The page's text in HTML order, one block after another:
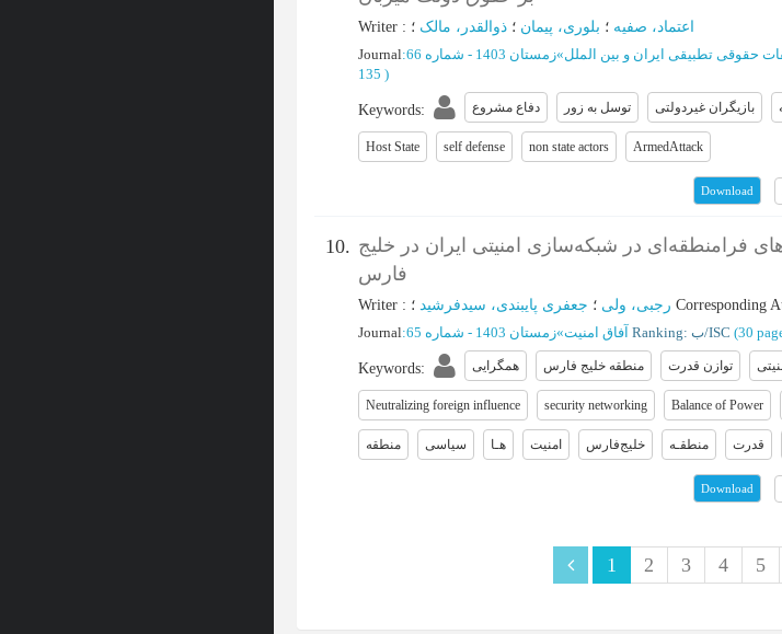
Writer : اعتماد، صفیه ؛ بلوری، پیمان ؛ ذوالقدر، مالک ؛
Journal: حقوقی تطبیقی ایران و بین الملل»زمستان 1403 - شماره 66
135 )
Keywords: دفاع مشروع توسل به زور بازیگران غیردولتی
Host State self defense non state actors ArmedAttack
Download
10. فرامنطقه‌ای در شبکه‌سازی امنیتی ایران در خلیج
فارس
Writer : رجبی، ولی ؛ جعفری پایبندی، سیدفرشید Corresponding
Journal: آفاق امنیت»زمستان 1403 - شماره 65 Ranking: ب/ISC (‎30
Keywords: همگرایی منطقه خلیج فارس توازن قدرت
Neutralizing foreign influence security networking Balance of Power
منطقه سیاسی هـا امنیت خلیج‌فارس منطقـه قدرت
Download
1 2 3 4 5